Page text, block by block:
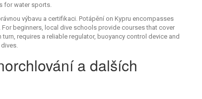
for water sports.
výbavu a certifikaci. Potápění on Kypru encompasses
beginners, local dive schools provide courses that cover
requires a reliable regulator, buoyancy control device and
a dalších